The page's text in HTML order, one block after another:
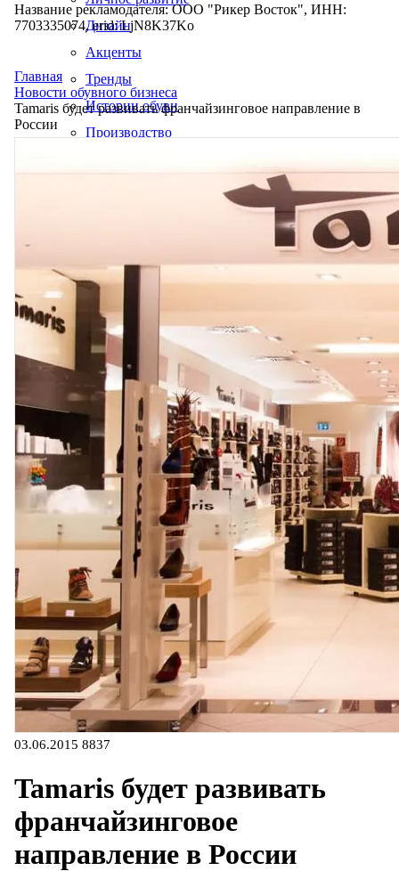
Дизайн
Акценты
Тренды
Истории обуви
Производство
Название рекламодателя: ООО "Рикер Восток", ИНН:
7703335074, erid: LjN8K37Ko
Главная
Новости обувного бизнеса
Tamaris будет развивать франчайзинговое направление в
России
03.06.2015 8837
Tamaris будет развивать
франчайзинговое
направление в России